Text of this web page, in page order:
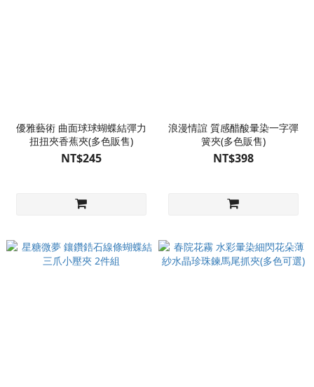
優雅藝術 曲面球球蝴蝶結彈力
扭扭夾香蕉夾(多色販售)
NT$245
浪漫情誼 質感醋酸暈染一字彈
簧夾(多色販售)
NT$398